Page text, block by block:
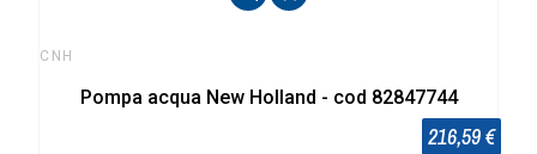
CNH
Pompa acqua New Holland - cod 82847744
216,59 €